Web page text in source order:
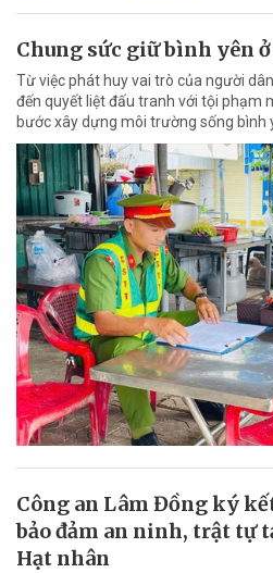
Chung sức giữ bình yên
Từ việc phát huy vai trò của người
đến quyết liệt đấu tranh với tội phạm
bước xây dựng môi trường sống bình
Công an Lâm Đồng ký
bảo đảm an ninh, trật tự
Hạt nhân